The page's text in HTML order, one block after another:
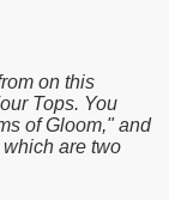
on this
Tops. You
of Gloom," and
are two